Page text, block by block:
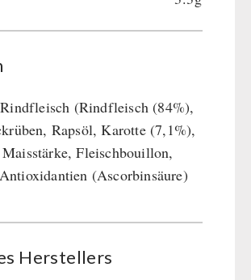
(Rindfleisch (84%),
Rapsöl, Karotte (7,1%),
Fleischbouillon,
(Ascorbinsäure)
Her­stel­lers